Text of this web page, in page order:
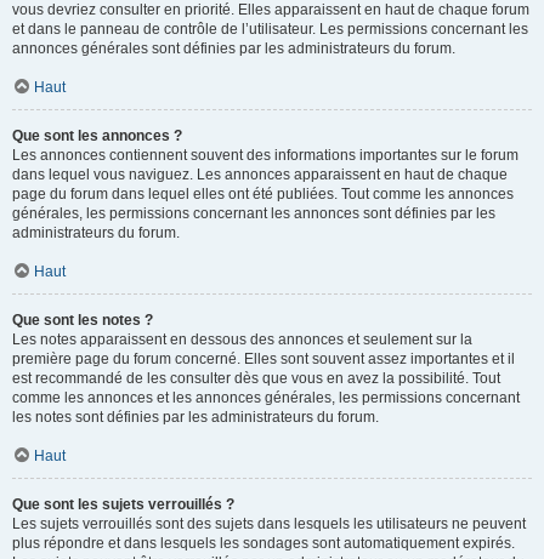
vous devriez consulter en priorité. Elles apparaissent en haut de chaque forum
et dans le panneau de contrôle de l’utilisateur. Les permissions concernant les
annonces générales sont définies par les administrateurs du forum.
Haut
Que sont les annonces ?
Les annonces contiennent souvent des informations importantes sur le forum
dans lequel vous naviguez. Les annonces apparaissent en haut de chaque
page du forum dans lequel elles ont été publiées. Tout comme les annonces
générales, les permissions concernant les annonces sont définies par les
administrateurs du forum.
Haut
Que sont les notes ?
Les notes apparaissent en dessous des annonces et seulement sur la
première page du forum concerné. Elles sont souvent assez importantes et il
est recommandé de les consulter dès que vous en avez la possibilité. Tout
comme les annonces et les annonces générales, les permissions concernant
les notes sont définies par les administrateurs du forum.
Haut
Que sont les sujets verrouillés ?
Les sujets verrouillés sont des sujets dans lesquels les utilisateurs ne peuvent
plus répondre et dans lesquels les sondages sont automatiquement expirés.